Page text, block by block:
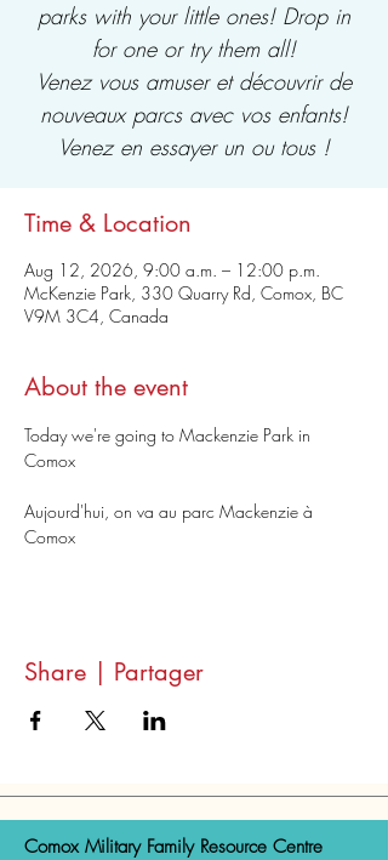
parks with your little ones! Drop in
for one or try them all!
Venez vous amuser et découvrir de
nouveaux parcs avec vos enfants!
Venez en essayer un ou tous !
Time & Location
Aug 12, 2026, 9:00 a.m. – 12:00 p.m.
McKenzie Park, 330 Quarry Rd, Comox, BC
V9M 3C4, Canada
About the event
Today we're going to Mackenzie Park in
Comox
Aujourd'hui, on va au parc Mackenzie à
Comox
Share | Partager
Comox Military Family Resource Centre